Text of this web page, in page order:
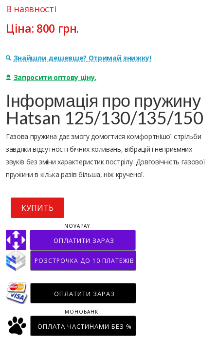
В наявності
Ціна: 800 грн.
Знайшли дешевше? Отримай знижку!
Запросити оптову ціну.
Інформація про пружину
Hatsan 125/130/135/150
Газова пружина дає змогу домогтися комфортнішої стрільби
завдяки відсутності бічних коливань, вібрацій і неприємних
звуків без зміни характеристик пострілу. Довговічність газової
пружини в кілька разів більша, ніж крученої.
КУПИТЬ
ОПЛАТИТИ ЗАРАЗ
NOVAPAY
РОЗСТРОЧКА ДО 10 ПЛАТЕЖІВ
ОПЛАТИТИ ЗАРАЗ
ОПЛАТА ЧАСТИНАМИ БЕЗ %
МОНОБАНК